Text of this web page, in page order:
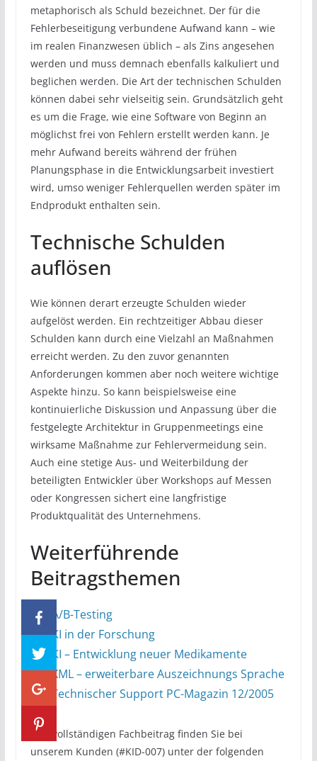
metaphorisch als Schuld bezeichnet. Der für die
Fehlerbeseitigung verbundene Aufwand kann – wie
im realen Finanzwesen üblich – als Zins angesehen
werden und muss demnach ebenfalls kalkuliert und
beglichen werden. Die Art der technischen Schulden
können dabei sehr vielseitig sein. Grundsätzlich geht
es um die Frage, wie eine Software von Beginn an
möglichst frei von Fehlern erstellt werden kann. Je
mehr Aufwand bereits während der frühen
Planungsphase in die Entwicklungsarbeit investiert
wird, umso weniger Fehlerquellen werden später im
Endprodukt enthalten sein.
Technische Schulden
auflösen
Wie können derart erzeugte Schulden wieder
aufgelöst werden. Ein rechtzeitiger Abbau dieser
Schulden kann durch eine Vielzahl an Maßnahmen
erreicht werden. Zu den zuvor genannten
Anforderungen kommen aber noch weitere wichtige
Aspekte hinzu. So kann beispielsweise eine
kontinuierliche Diskussion und Anpassung über die
festgelegte Architektur in Gruppenmeetings eine
wirksame Maßnahme zur Fehlervermeidung sein.
Auch eine stetige Aus- und Weiterbildung der
beteiligten Entwickler über Workshops auf Messen
oder Kongressen sichert eine langfristige
Produktqualität des Unternehmens.
Weiterführende
Beitragsthemen
A/B-Testing
KI in der Forschung
KI – Entwicklung neuer Medikamente
XML – erweiterbare Auszeichnungs Sprache
Technischer Support PC-Magazin 12/2005
Den vollständigen Fachbeitrag finden Sie bei
unserem Kunden (#KID-007) unter der folgenden